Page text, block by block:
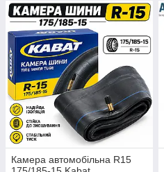
Камера автомобільна R15